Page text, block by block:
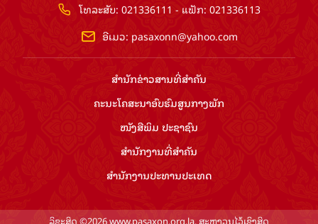
ໂທລະສັບ: 021336111 - ແຟັກ: 021336113
ອີເມວ: pasaxonn@yahoo.com
ສຳ​ນັກ​ຂ່າວ​ສານ​ທີ່​ສຳ​ຄັນ​
ຄະນະໂຄສະນາອົບຮົມ​ສູນ​ກາງ​ພັກ
ໜັງສືພິມ ປະ​ຊາ​ຊົນ
ສຳ​ນັກ​ງານ​ທີ່​ສຳ​ຄັນ
ສຳ​ນັກ​ງານ​ປະ​ທານ​ປະ​ເທດ
ລິຂະສິດ ©2026 www.pasaxon.org.la. ສະຫງວນໄວ້ເຊິງສິດ